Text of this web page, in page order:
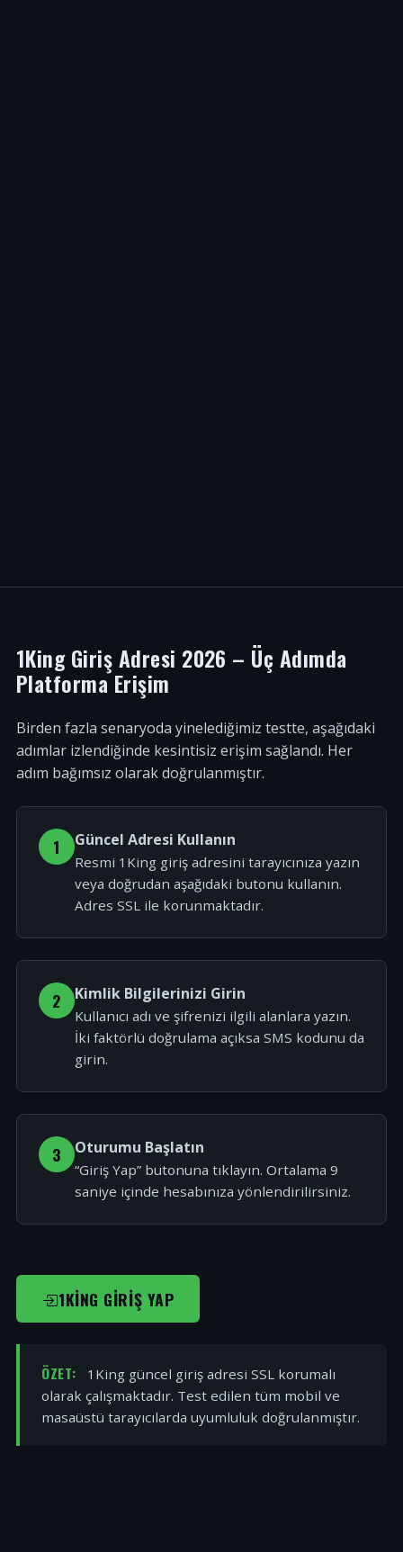
1King Giriş Adresi 2026 – Üç Adımda
Platforma Erişim
Birden fazla senaryoda yinelediğimiz testte, aşağıdaki
adımlar izlendiğinde kesintisiz erişim sağlandı. Her
adım bağımsız olarak doğrulanmıştır.
1 Güncel Adresi Kullanın
Resmi 1King giriş adresini tarayıcınıza yazın
veya doğrudan aşağıdaki butonu kullanın.
Adres SSL ile korunmaktadır.
2 Kimlik Bilgilerinizi Girin
Kullanıcı adı ve şifrenizi ilgili alanlara yazın.
İki faktörlü doğrulama açıksa SMS kodunu da
girin.
3 Oturumu Başlatın
“Giriş Yap” butonuna tıklayın. Ortalama 9
saniye içinde hesabınıza yönlendirilirsiniz.
1KING GIRIŞ YAP
ÖZET:
1King güncel giriş adresi SSL korumalı
olarak çalışmaktadır. Test edilen tüm mobil ve
masaüstü tarayıcılarda uyumluluk doğrulanmıştır.